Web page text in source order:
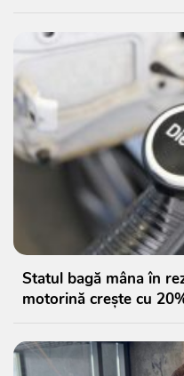
Statul bagă mâna în
motorină crește cu